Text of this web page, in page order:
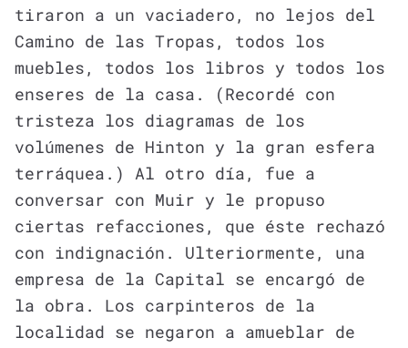
tiraron a un vaciadero, no lejos del
Camino de las Tropas, todos los
muebles, todos los libros y todos los
enseres de la casa. (Recordé con
tristeza los diagramas de los
volúmenes de Hinton y la gran esfera
terráquea.) Al otro día, fue a
conversar con Muir y le propuso
ciertas refacciones, que éste rechazó
con indignación. Ulteriormente, una
empresa de la Capital se encargó de
la obra. Los carpinteros de la
localidad se negaron a amueblar de